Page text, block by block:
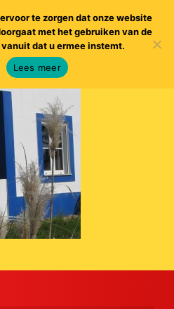
te zorgen dat onze website
met het gebruiken van de
dat u ermee instemt.
Lees meer